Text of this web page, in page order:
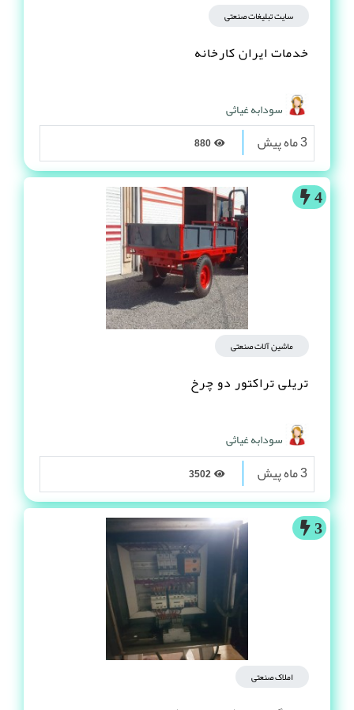
سایت تبلیغات صنعتی
خدمات ایران کارخانه
سودابه غیاثی
3 ماه پیش
4
ماشین آلات صنعتی
تریلی تراکتور دو چرخ
سودابه غیاثی
3 ماه پیش
3
املاک صنعتی